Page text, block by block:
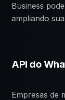
Business
ampliando
API do
Empresas de